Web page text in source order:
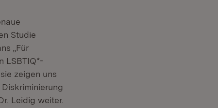
Studie
„Für
LSBTIQ*-
zeigen uns
Leidig weiter.